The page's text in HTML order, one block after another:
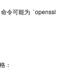
令可能为 `openssl
：